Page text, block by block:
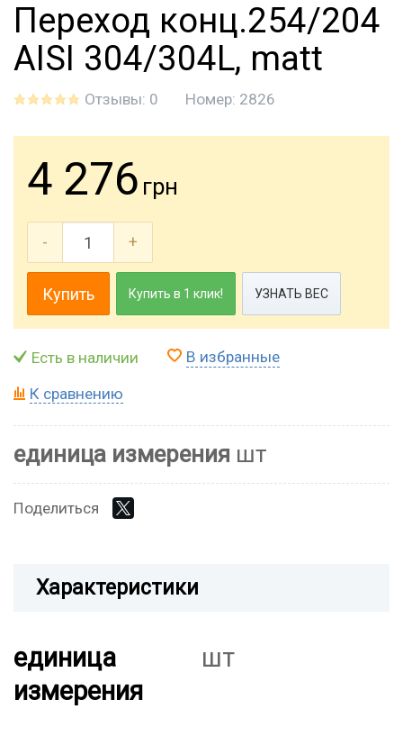
Переход конц.254/204
AISI 304/304L, matt
Отзывы: 0 Номер: 2826
4 276 грн
- +
Купить Купить в 1 клик! УЗНАТЬ ВЕС
Есть в наличии В избранные
К сравнению
единица измерения шт
Поделиться
Характеристики
единица
измерения
шт